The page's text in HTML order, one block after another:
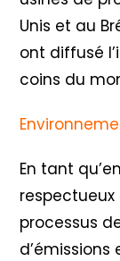
Unis et au
ont diffusé
coins du
En tant
respectueux
processus